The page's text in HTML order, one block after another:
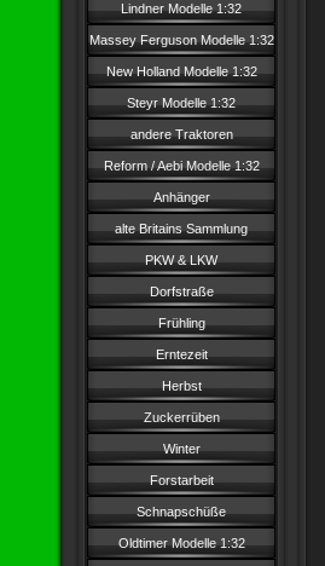
Lindner Modelle 1:32
Massey Ferguson Modelle 1:32
New Holland Modelle 1:32
Steyr Modelle 1:32
andere Traktoren
Reform / Aebi Modelle 1:32
Anhänger
alte Britains Sammlung
PKW & LKW
Dorfstraße
Frühling
Erntezeit
Herbst
Zuckerrüben
Winter
Forstarbeit
Schnapschüße
Oldtimer Modelle 1:32